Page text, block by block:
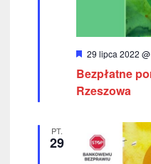
W
r
ó
ż
n
e
29 lipca 2022
Bezpłatne
Rzeszowa
PT.
29